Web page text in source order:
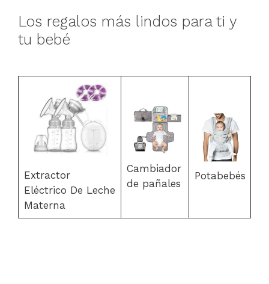
Los regalos más lindos para ti y
tu bebé
Extractor
Eléctrico De Leche
Materna
Cambiador
de pañales
Potabebés